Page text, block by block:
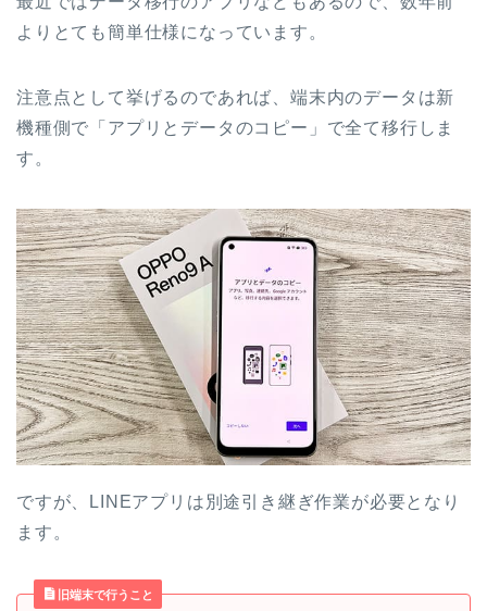
よりとても簡単仕様になっています。
注意点として挙げるのであれば、端末内のデータは新
機種側で「アプリとデータのコピー」で全て移行しま
す。
ですが、LINEアプリは別途引き継ぎ作業が必要となり
ます。
旧端末で行うこと